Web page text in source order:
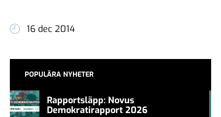
16 dec 2014
POPULÄRA NYHETER
Rapportsläpp: Novus
Demokratirapport 2026